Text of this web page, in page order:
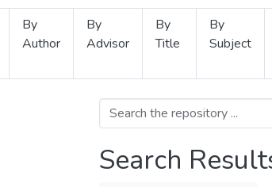
By
Author
By
Advisor
By
Title
By
Subject
Search